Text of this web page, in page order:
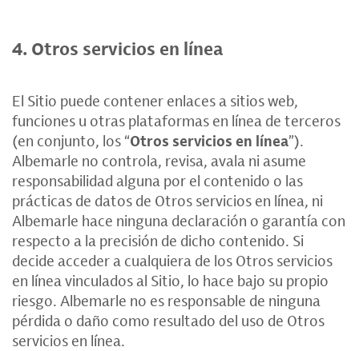
4. Otros servicios en línea
El Sitio puede contener enlaces a sitios web,
funciones u otras plataformas en línea de terceros
(en conjunto, los “Otros servicios en línea”).
Albemarle no controla, revisa, avala ni asume
responsabilidad alguna por el contenido o las
prácticas de datos de Otros servicios en línea, ni
Albemarle hace ninguna declaración o garantía con
respecto a la precisión de dicho contenido. Si
decide acceder a cualquiera de los Otros servicios
en línea vinculados al Sitio, lo hace bajo su propio
riesgo. Albemarle no es responsable de ninguna
pérdida o daño como resultado del uso de Otros
servicios en línea.